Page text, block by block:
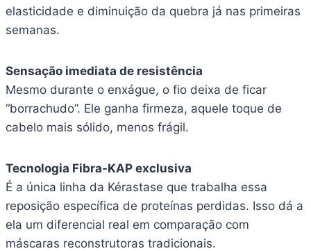
elasticidade e diminuição da quebra já nas primeiras
semanas.
Sensação imediata de resistência
Mesmo durante o enxágue, o fio deixa de ficar
“borrachudo”. Ele ganha firmeza, aquele toque de
cabelo mais sólido, menos frágil.
Tecnologia Fibra-KAP exclusiva
É a única linha da Kérastase que trabalha essa
reposição específica de proteínas perdidas. Isso dá a
ela um diferencial real em comparação com
máscaras reconstrutoras tradicionais.